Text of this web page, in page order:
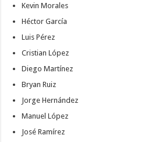
Kevin Morales
Héctor García
Luis Pérez
Cristian López
Diego Martínez
Bryan Ruiz
Jorge Hernández
Manuel López
José Ramírez